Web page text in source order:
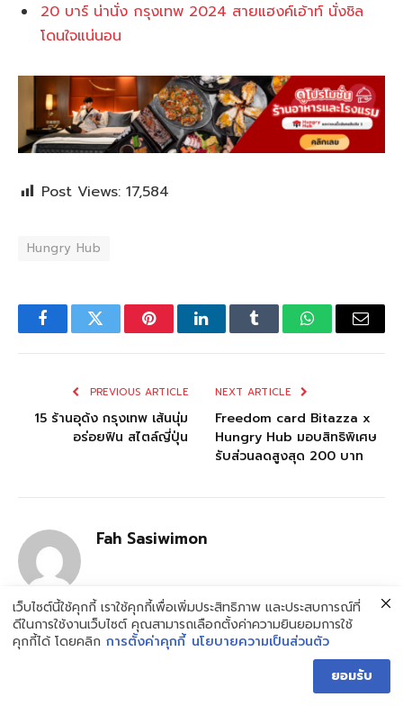
20 บาร์ น่านั่ง กรุงเทพ 2024 สายแฮงค์เอ้าท์ นั่งชิล
โดนใจแน่นอน
Post Views: 17,584
Hungry Hub
FacebookTwitter PinterestLinkedInTumblr WhatsAppEmail
PREVIOUS ARTICLE
15 ร้านอุด้ง กรุงเทพ เส้นนุ่ม
อร่อยฟิน สไตล์ญี่ปุ่น
NEXT ARTICLE
Freedom card Bitazza x
Hungry Hub มอบสิทธิพิเศษ
รับส่วนลดสูงสุด 200 บาท
Fah Sasiwimon
RelatedPosts
เว็บไซต์นี้ใช้คุกกี้ เราใช้คุกกี้เพื่อเพิ่มประสิทธิภาพ และประสบการณ์ที่
ดีในการใช้งานเว็บไซต์ คุณสามารถเลือกตั้งค่าความยินยอมการใช้
คุกกี้ได้ โดยคลิก การตั้งค่าคุกกี้ นโยบายความเป็นส่วนตัว
ยอมรับ